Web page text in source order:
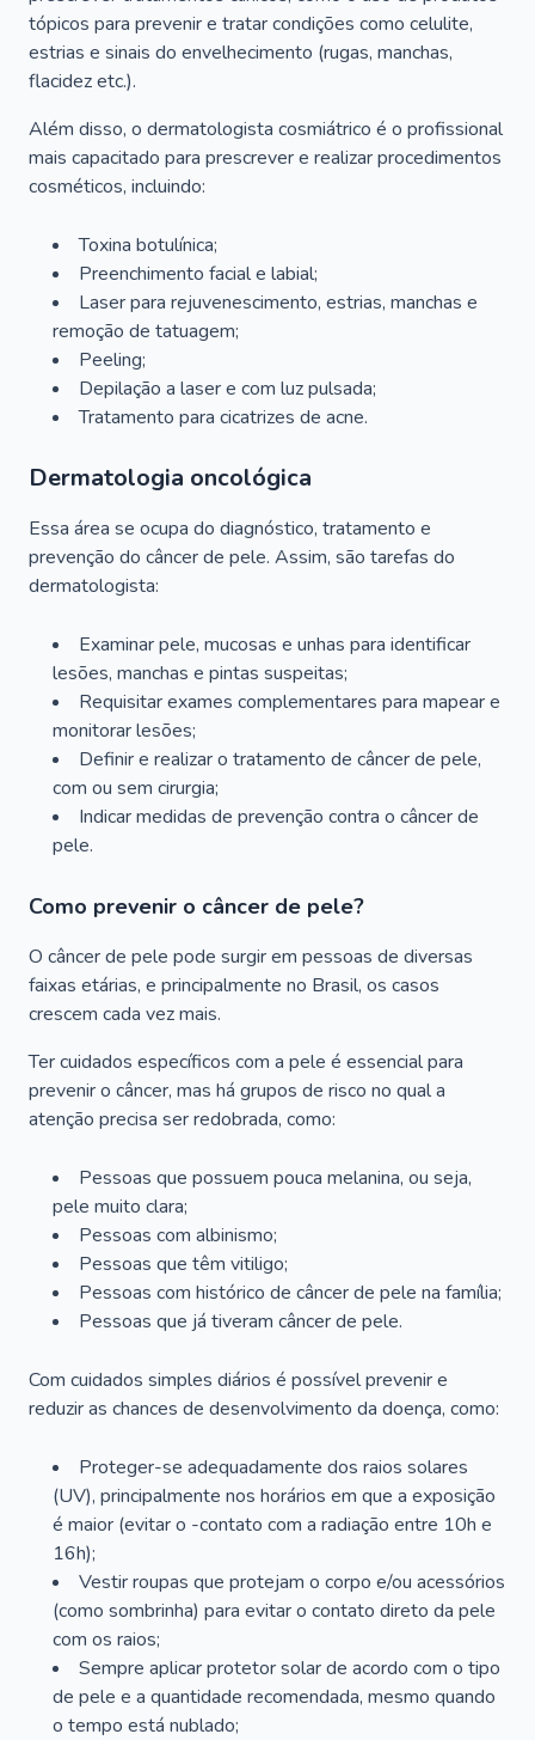
tópicos para prevenir e tratar condições como celulite,
estrias e sinais do envelhecimento (rugas, manchas,
flacidez etc.).
Além disso, o dermatologista cosmiátrico é o profissional
mais capacitado para prescrever e realizar procedimentos
cosméticos, incluindo:
Toxina botulínica;
Preenchimento facial e labial;
Laser para rejuvenescimento, estrias, manchas e
remoção de tatuagem;
Peeling;
Depilação a laser e com luz pulsada;
Tratamento para cicatrizes de acne.
Dermatologia oncológica
Essa área se ocupa do diagnóstico, tratamento e
prevenção do câncer de pele. Assim, são tarefas do
dermatologista:
Examinar pele, mucosas e unhas para identificar
lesões, manchas e pintas suspeitas;
Requisitar exames complementares para mapear e
monitorar lesões;
Definir e realizar o tratamento de câncer de pele,
com ou sem cirurgia;
Indicar medidas de prevenção contra o câncer de
pele.
Como prevenir o câncer de pele?
O câncer de pele pode surgir em pessoas de diversas
faixas etárias, e principalmente no Brasil, os casos
crescem cada vez mais.
Ter cuidados específicos com a pele é essencial para
prevenir o câncer, mas há grupos de risco no qual a
atenção precisa ser redobrada, como:
Pessoas que possuem pouca melanina, ou seja,
pele muito clara;
Pessoas com albinismo;
Pessoas que têm vitiligo;
Pessoas com histórico de câncer de pele na família;
Pessoas que já tiveram câncer de pele.
Com cuidados simples diários é possível prevenir e
reduzir as chances de desenvolvimento da doença, como:
Proteger-se adequadamente dos raios solares
(UV), principalmente nos horários em que a exposição
é maior (evitar o -contato com a radiação entre 10h e
16h);
Vestir roupas que protejam o corpo e/ou acessórios
(como sombrinha) para evitar o contato direto da pele
com os raios;
Sempre aplicar protetor solar de acordo com o tipo
de pele e a quantidade recomendada, mesmo quando
o tempo está nublado;